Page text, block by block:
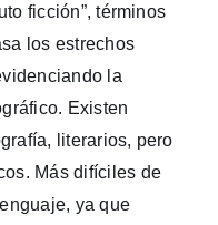
ficción”, términos
los estrechos
la
Existen
literarios, pero
Más difíciles de
ya que